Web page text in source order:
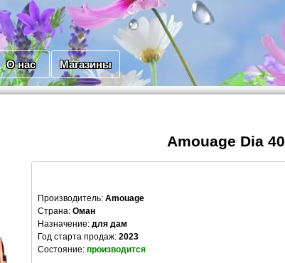
О нас Магазины
Amouage Dia 40
Производитель: Amouage
Страна: Оман
Назначение: для дам
Год старта продаж: 2023
Состояние: производится